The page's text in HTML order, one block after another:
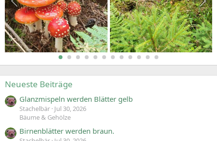
Neueste Beiträge
Glanzmispeln werden Blätter gelb
Stachelbär Jul 30, 2026
Bäume & Gehölze
Birnenblätter werden braun.